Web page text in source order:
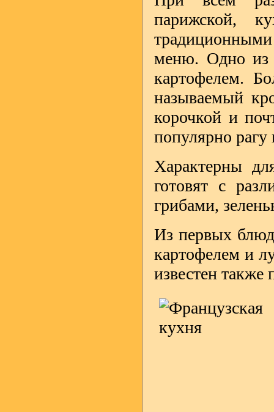
парижской,
меню. Одно из
картофелем.
называемый
корочкой и
популярно
Характерны
готовят с
грибами,
Из первых
картофелем и
известен также